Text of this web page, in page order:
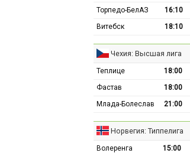
Торпедо-БелАЗ
16:10
Витебск
18:10
Чехия: Высшая лига
Теплице 18:00
Фастав
18:00
Млада-Болеслав
21:00
Норвегия: Типпелига
Волеренга 15:00